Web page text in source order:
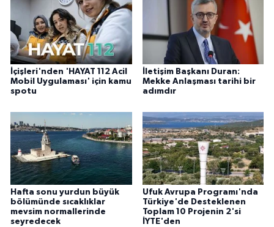
İçişleri'nden 'HAYAT 112 Acil
Mobil Uygulaması' için kamu
spotu
İletişim Başkanı Duran:
Mekke Anlaşması tarihi bir
adımdır
Hafta sonu yurdun büyük
bölümünde sıcaklıklar
mevsim normallerinde
seyredecek
Ufuk Avrupa Programı'nda
Türkiye'de Desteklenen
Toplam 10 Projenin 2'si
İYTE'den